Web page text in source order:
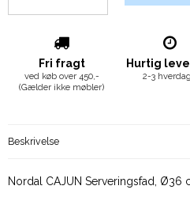
Fri fragt
ved køb over 450,-
(Gælder ikke møbler)
Hurtig
2-3
Beskrivelse
Nordal CAJUN Serveringsfad, Ø36